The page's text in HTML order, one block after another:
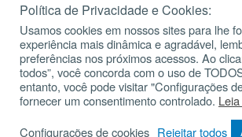
Fundação João Paulo II
Pedido de Oração
Mapa do site
Política de Privacidade e Cookies:
Usamos cookies em nossos sites para lhe
experiência mais dinâmica e agradável,
preferências nos próximos acessos. Ao
todos”, você concorda com o uso de
entanto, você pode visitar "Configurações
fornecer um consentimento controlado.
Configurações de cookies Rejeitar todos